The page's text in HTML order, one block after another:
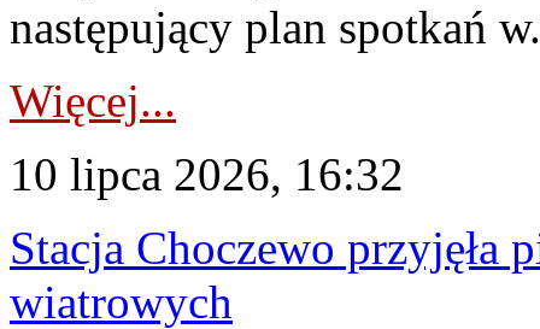
następujący plan spotkań
Więcej...
10 lipca 2026, 16:32
Stacja Choczewo przyjęła
wiatrowych